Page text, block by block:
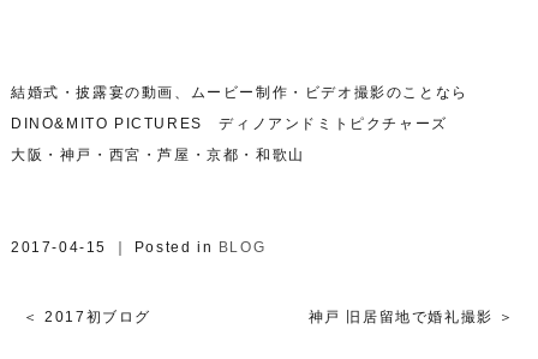
結婚式・披露宴の動画、ムービー制作・ビデオ撮影のことなら
DINO&MITO PICTURES ディノアンドミトピクチャーズ
大阪・神戸・西宮・芦屋・京都・和歌山
2017-04-15 ｜ Posted in BLOG
＜ 2017初ブログ 神戸 旧居留地で婚礼撮影 ＞